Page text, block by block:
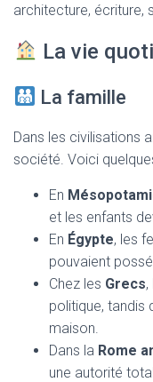
architecture, écriture,
La vie
La famille
Dans les civilisations
société. Voici
En
et les enfants
En Égypte, les
pouvaient
Chez les Grecs
politique, tandis
maison.
Dans la Rome
une autorité